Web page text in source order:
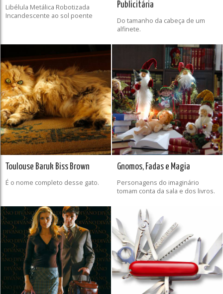
Libélula Metálica Robotizada
Incandescente ao sol poente
Publicitária
Do tamanho da cabeça de um
alfinete.
Toulouse Baruk Biss Brown
É o nome completo desse gato.
Gnomos, Fadas e Magia
Personagens do imaginário
tomam conta da sala e dos livros.